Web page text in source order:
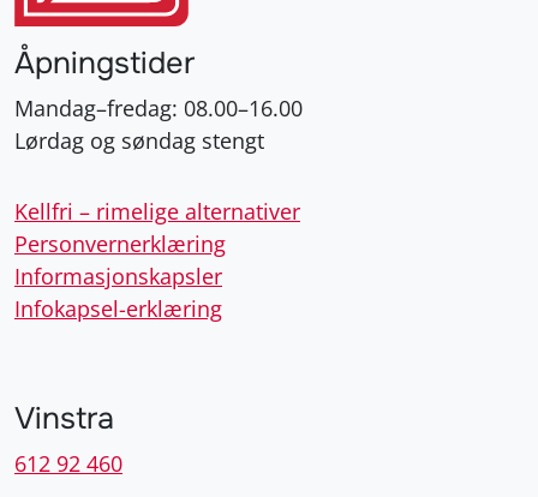
Åpningstider
Mandag–fredag: 08.00–16.00
Lørdag og søndag stengt
Kellfri – rimelige alternativer
Personvernerklæring
Informasjonskapsler
Infokapsel-erklæring
Vinstra
612 92 460